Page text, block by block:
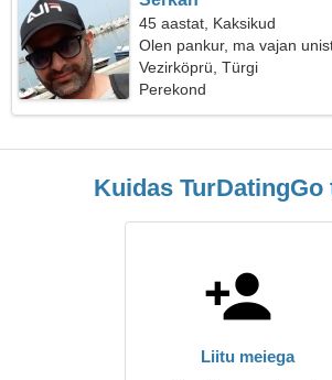
45 aastat, Kaksikud
Olen pankur, ma vajan
Vezirköprü, Türgi
Perekond
Kuidas TurDatingGo
Liitu meiega